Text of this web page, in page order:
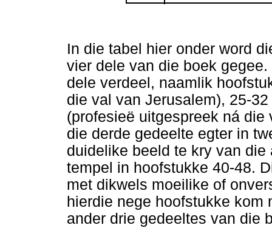
In die tabel hier onder word
vier dele van die boek
dele verdeel, naamlik
die val van Jerusalem), 25-
(profesieë uitgespreek ná
die derde gedeelte egter in
duidelike beeld te kry van
tempel in hoofstukke 40-48.
met dikwels moeilike of
hierdie nege hoofstukke
ander drie gedeeltes van die